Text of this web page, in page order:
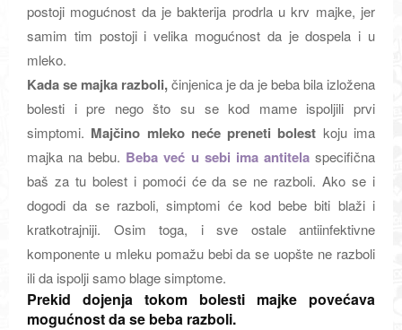
postoji mogućnost da je bakterija prodrla u krv majke, jer
samim tim postoji i velika mogućnost da je dospela i u
mleko.
Kada se majka razboli,činjenica je da je beba bila izložena
bolesti i pre nego što su se kod mame ispoljili prvi
simptomi. Majčino mleko neće preneti bolest koju ima
majka na bebu. Beba već u sebi ima antitelaspecifična
baš za tu bolest i pomoći će da se ne razboli. Ako se i
dogodi da se razboli, simptomi će kod bebe biti blaži i
kratkotrajniji. Osim toga, i sve ostale antiinfektivne
komponente u mleku pomažu bebi da se uopšte ne razboli
ili da ispolji samo blage simptome.
Prekid dojenja tokom bolesti majke povećava
mogućnost da se beba razboli.